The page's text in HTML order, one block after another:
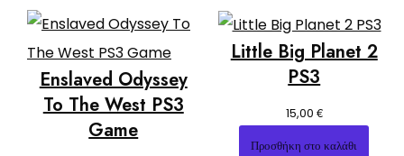
Enslaved Odyssey
To The West PS3
Game
Little Big Planet 2
PS3
15,00 €
Προσθήκη στο καλάθι